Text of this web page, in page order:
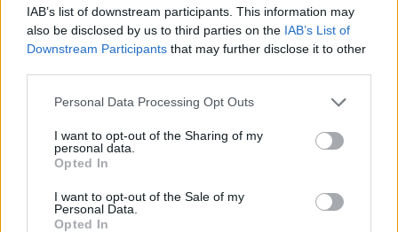
IAB’s list of downstream participants. This information may
also be disclosed by us to third parties on the IAB’s List of
Downstream Participants that may further disclose it to other
Personal Data Processing Opt Outs
I want to opt-out of the Sharing of my
personal data.
Opted In
I want to opt-out of the Sale of my
Personal Data.
Opted In